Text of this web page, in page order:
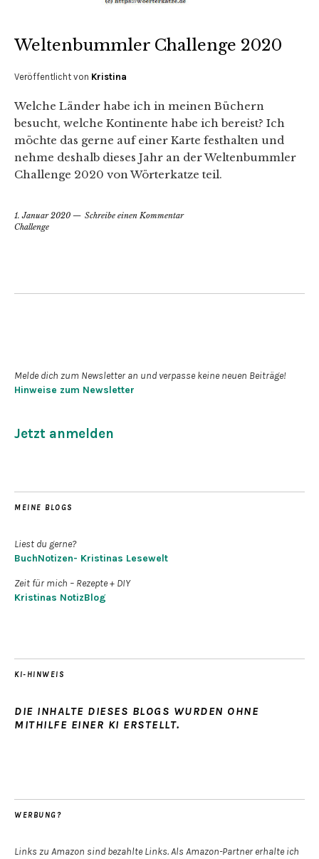
Weltenbummler Challenge 2020
Veröffentlicht von Kristina
Welche Länder habe ich in meinen Büchern
besucht, welche Kontinente habe ich bereist? Ich
möchte das gerne auf einer Karte festhalten und
nehme deshalb dieses Jahr an der Weltenbummler
Challenge 2020 von Wörterkatze teil.
1. Januar 2020
Schreibe einen Kommentar
Challenge
Melde dich zum Newsletter an und verpasse keine neuen Beiträge!
Hinweise zum Newsletter
Jetzt anmelden
MEINE BLOGS
Liest du gerne?
BuchNotizen- Kristinas Lesewelt
Zeit für mich – Rezepte + DIY
Kristinas NotizBlog
KI-HINWEIS
DIE INHALTE DIESES BLOGS WURDEN OHNE
MITHILFE EINER KI ERSTELLT.
WERBUNG?
Links zu Amazon sind bezahlte Links. Als Amazon-Partner erhalte ich